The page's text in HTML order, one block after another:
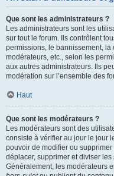
Que sont les administrateurs ?
Les administrateurs sont les
sur tout le forum. Ils contrôlent
permissions, le bannissement, la
modérateurs, etc., selon les
aux autres administrateurs. Ils
modération sur l’ensemble des
Haut
Que sont les modérateurs ?
Les modérateurs sont des
consiste à vérifier au jour le jour
pouvoir de modifier ou
déplacer, supprimer et diviser
Généralement, les modérateurs